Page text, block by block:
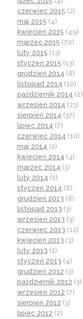
czerwiec 2015 (2)
maj 2015 (4)
kwiecień 2015 (49)
marzec 2015 (70)
luty 2015 (13)
styczeń 2015 (13)
grudzień 2014 (8)
listopad 2014 (10)
październik 2014 (2)
wrzesień 2014 (23)
sierpień 2014 (37)
lipiec 2014 (7)
czerwiec 2014 (10)
maj 2014 (2)
kwiecień 2014 (4)
marzec 2014 (3)
luty 2014 (1)
styczeń 2014 (8)
grudzień 2013 (8)
listopad 2013 (3)
wrzesień 2013 (3)
czerwiec 2013 (12)
kwiecień 2013 (3)
luty 2013 (1)
styczeń 2013 (4)
grudzień 2012 (3)
październik 2012 (3)
wrzesień 2012 (7)
sierpień 2012 (3)
lipiec 2012 (2)